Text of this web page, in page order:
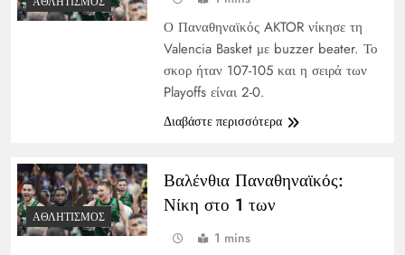
Ο Παναθηναϊκός AKTOR νίκησε τη
Valencia Basket με buzzer beater. Το
σκορ ήταν 107-105 και η σειρά των
Playoffs είναι 2-0.
Διαβάστε περισσότερα
ΑΘΛΗΤΙΣΜΌΣ
Βαλένθια Παναθηναϊκός:
Νίκη στο 1 των
1 mins